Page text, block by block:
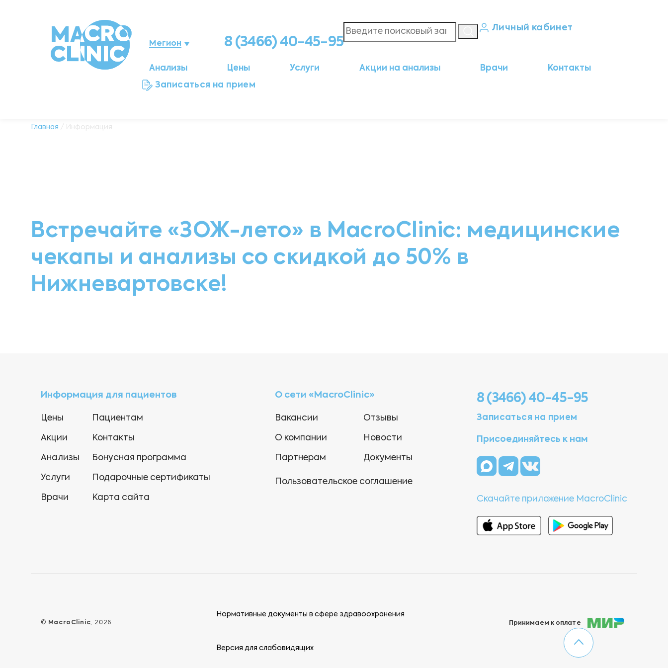
Мегион
Нижневартовск
8 (3466) 40-45-95
Личный кабинет
Анализы Цены Услуги Акции на анализы Врачи
Контакты
Записаться на прием
Главная / Информация
Встречайте «ЗОЖ-лето» в MacroClinic: медицинские
чекапы и анализы со скидкой до 50% в
Нижневартовске!
Информация для пациентов
Цены
Акции
Анализы
Услуги
Врачи
Пациентам
Контакты
Бонусная программа
Подарочные сертификаты
Карта сайта
О сети «MacroClinic»
Вакансии
О компании
Партнерам
Отзывы
Новости
Документы
Пользовательское соглашение
8 (3466) 40-45-95
Записаться на прием
Присоединяйтесь к нам
Скачайте приложение MacroClinic
© MacroClinic, 2026
Нормативные документы в сфере здравоохранения
Версия для слабовидящих
Принимаем к оплате